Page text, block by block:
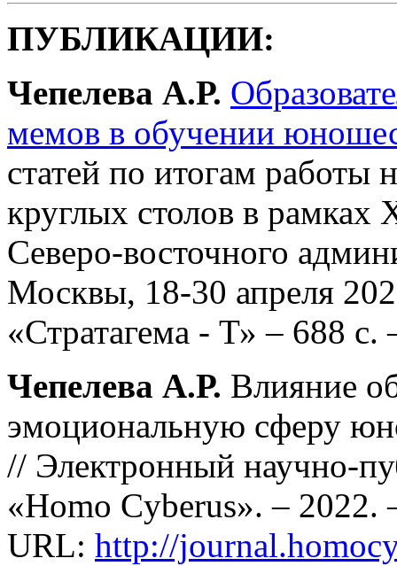
ПУБЛИКАЦИИ:
Чепелева А.Р.
мемов в обучении
статей по итогам
круглых столов в
Северо-восточного
Москвы, 18-30 апреля
«Стратагема - Т» – 688
Чепелева А.Р. Влияние
эмоциональную сферу
// Электронный научно-
«Homo Cyberus». –
URL: http://